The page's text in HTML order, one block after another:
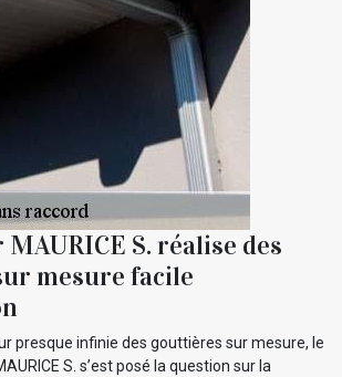
S. réalise des
mesure facile
presque infinie des gouttières sur mesure, le
S. s’est posé la question sur la